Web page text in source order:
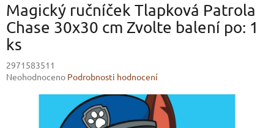
Magický ručníček Tlapková Patrola
Chase 30x30 cm Zvolte balení po: 1
ks
2971583511
Průměrné
Neohodnoceno Podrobnosti hodnocení